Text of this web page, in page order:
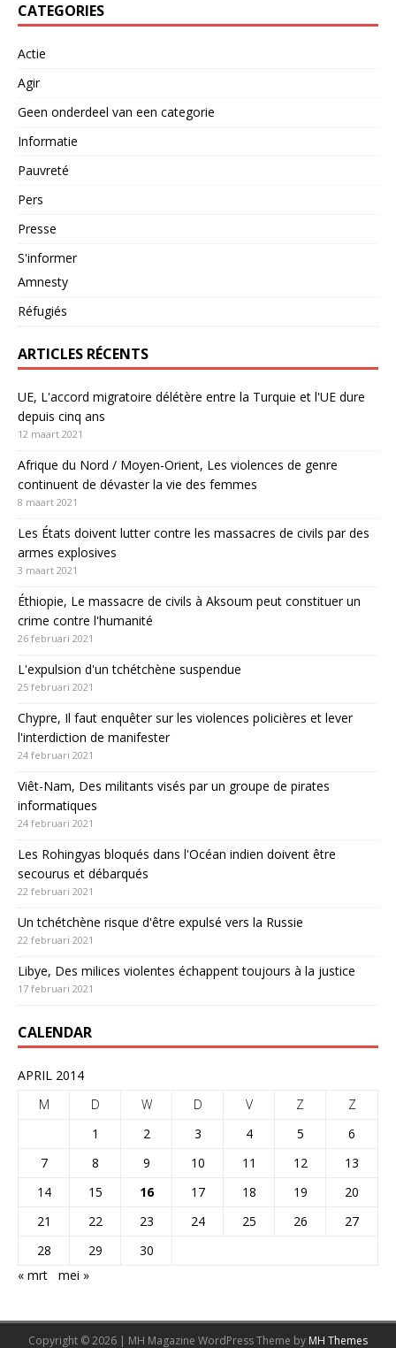
CATEGORIES
Actie
Agir
Geen onderdeel van een categorie
Informatie
Pauvreté
Pers
Presse
S'informer
Amnesty
Réfugiés
ARTICLES RÉCENTS
UE, L'accord migratoire délétère entre la Turquie et l'UE dure
depuis cinq ans
12 maart 2021
Afrique du Nord / Moyen-Orient, Les violences de genre
continuent de dévaster la vie des femmes
8 maart 2021
Les États doivent lutter contre les massacres de civils par des
armes explosives
3 maart 2021
Éthiopie, Le massacre de civils à Aksoum peut constituer un
crime contre l'humanité
26 februari 2021
L'expulsion d'un tchétchène suspendue
25 februari 2021
Chypre, Il faut enquêter sur les violences policières et lever
l'interdiction de manifester
24 februari 2021
Viêt-Nam, Des militants visés par un groupe de pirates
informatiques
24 februari 2021
Les Rohingyas bloqués dans l'Océan indien doivent être
secourus et débarqués
22 februari 2021
Un tchétchène risque d'être expulsé vers la Russie
22 februari 2021
Libye, Des milices violentes échappent toujours à la justice
17 februari 2021
CALENDAR
APRIL 2014
M
D W D V Z
Z
1
2 3 4 5
6
7
8 9 10 11 12
13
14
15 16 17 18 19
20
21
22 23 24 25 26
27
28
29
30
« mrt
mei »
Copyright © 2026 | MH Magazine WordPress Theme by MH Themes